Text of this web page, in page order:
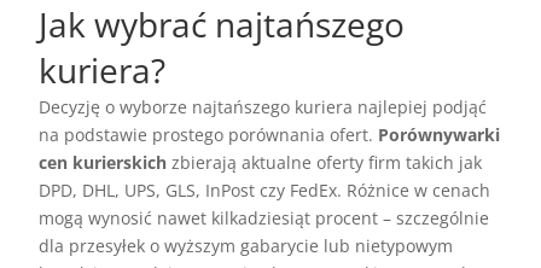
Jak wybrać najtańszego
kuriera?
Decyzję o wyborze najtańszego kuriera najlepiej podjąć
na podstawie prostego porównania ofert. Porównywarki
cen kurierskich zbierają aktualne oferty firm takich jak
DPD, DHL, UPS, GLS, InPost czy FedEx. Różnice w cenach
mogą wynosić nawet kilkadziesiąt procent – szczególnie
dla przesyłek o wyższym gabarycie lub nietypowym